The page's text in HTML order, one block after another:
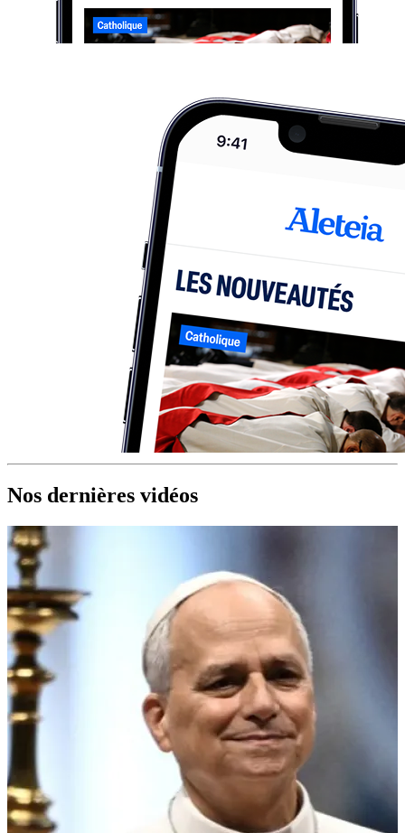
Nos dernières vidéos